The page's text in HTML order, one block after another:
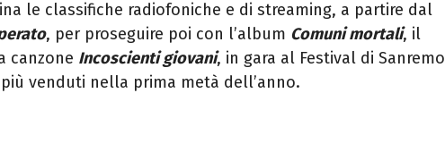
le classifiche radiofoniche e di streaming, a partire dal
, per proseguire poi con l’album Comuni mortali, il
canzone Incoscienti giovani, in gara al Festival di Sanremo
venduti nella prima metà dell’anno.